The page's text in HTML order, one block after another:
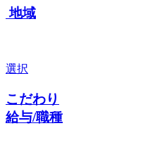
地域
選択
こだわり
給与/職種